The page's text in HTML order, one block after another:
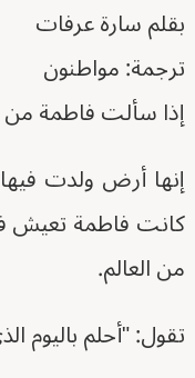
بقلم سارة عرفات
ترجمة: مواطنون
إذا سألت فاطمة من
كانت فاطمة تعيش
من العالم.
تقول: "أحلم باليوم